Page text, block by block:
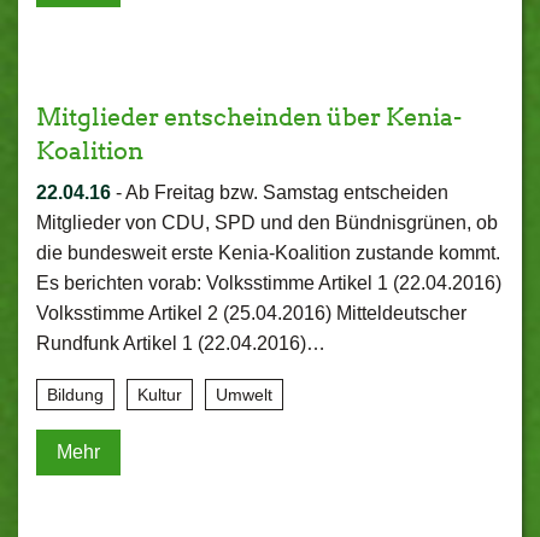
Mitglieder entscheinden über Kenia-
Koalition
22.04.16 -Ab Freitag bzw. Samstag entscheiden
Mitglieder von CDU, SPD und den Bündnisgrünen, ob
die bundesweit erste Kenia-Koalition zustande kommt.
Es berichten vorab: Volksstimme Artikel 1 (22.04.2016)
Volksstimme Artikel 2 (25.04.2016) Mitteldeutscher
Rundfunk Artikel 1 (22.04.2016)…
Bildung Kultur Umwelt
Mehr